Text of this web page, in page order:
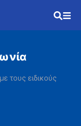
τους ειδικούς